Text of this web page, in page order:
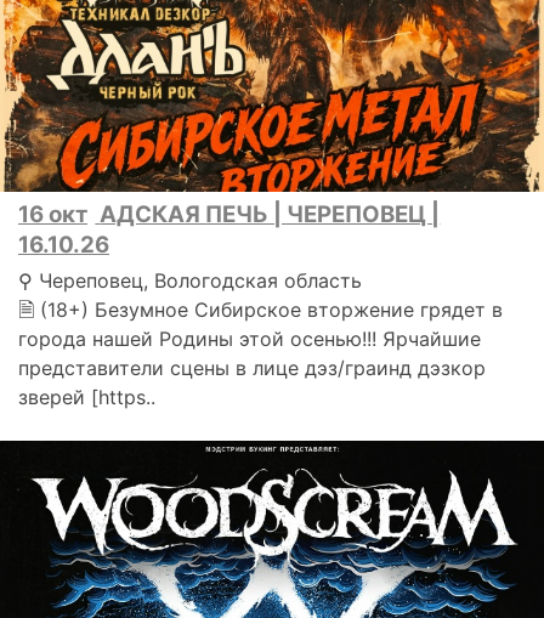
16 окт АДСКАЯ ПЕЧЬ | ЧЕРЕПОВЕЦ |
16.10.26
⚲ Череповец, Вологодская область
🗎 (18+) Безумное Сибирское вторжение грядет в
города нашей Родины этой осенью!!! Ярчайшие
представители сцены в лице дэз/граинд дэзкор
зверей [https..